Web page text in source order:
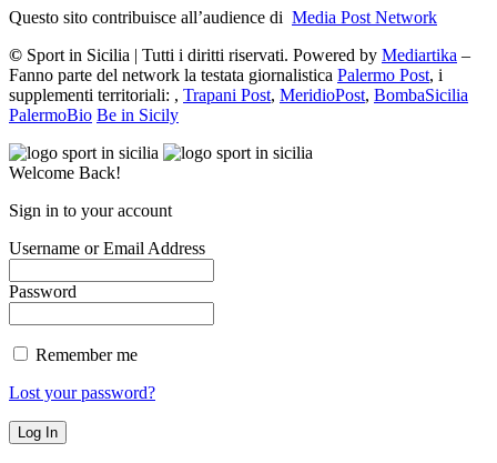
Questo sito contribuisce all’audience di Media Post Network
© Sport in Sicilia | Tutti i diritti riservati. Powered by Mediartika –
Fanno parte del network la testata giornalistica Palermo Post, i
supplementi territoriali: , Trapani Post, MeridioPost, BombaSicilia
PalermoBio Be in Sicily
Welcome Back!
Sign in to your account
Username or Email Address
Password
Remember me
Lost your password?